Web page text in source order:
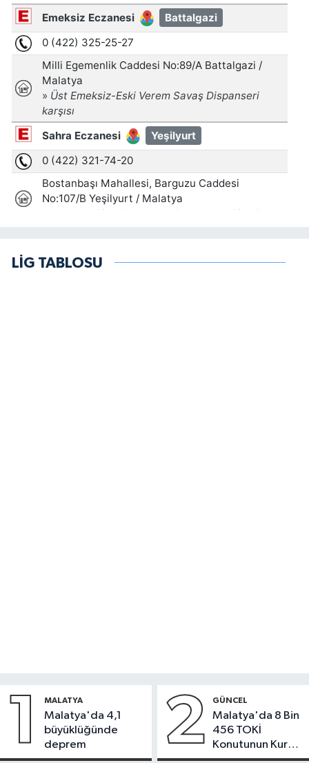
LİG TABLOSU
1 MALATYA
Malatya'da 4,1
büyüklüğünde
deprem
2 GÜNCEL
Malatya'da 8 Bin
456 TOKİ
Konutunun Kurası
Bugün Çekiliyor